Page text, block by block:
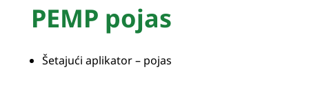
PEMP pojas
Šetajući aplikator – pojas